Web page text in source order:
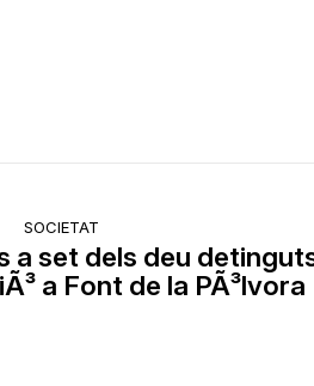
SOCIETAT
a set dels deu
a Font de la PÃ³lvora